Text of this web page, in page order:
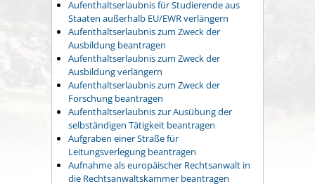
Aufenthaltserlaubnis für Studierende aus
Staaten außerhalb EU/EWR verlängern
Aufenthaltserlaubnis zum Zweck der
Ausbildung beantragen
Aufenthaltserlaubnis zum Zweck der
Ausbildung verlängern
Aufenthaltserlaubnis zum Zweck der
Forschung beantragen
Aufenthaltserlaubnis zur Ausübung der
selbständigen Tätigkeit beantragen
Aufgraben einer Straße für
Leitungsverlegung beantragen
Aufnahme als europäischer Rechtsanwalt in
die Rechtsanwaltskammer beantragen